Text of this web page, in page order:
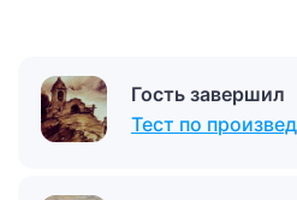
Гость завершил
Тест по